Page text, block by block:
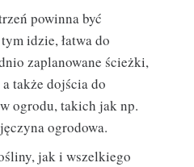
powinna być
idzie, łatwa do
zaplanowane ścieżki,
także dojścia do
ogrodu, takich jak np.
ogrodowa.
jak i wszelkiego